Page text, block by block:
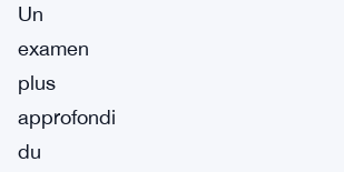
Un
examen
plus
approfondi
du